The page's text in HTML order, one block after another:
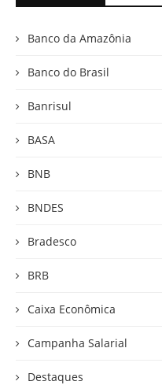
Banco da Amazônia
Banco do Brasil
Banrisul
BASA
BNB
BNDES
Bradesco
BRB
Caixa Econômica
Campanha Salarial
Destaques